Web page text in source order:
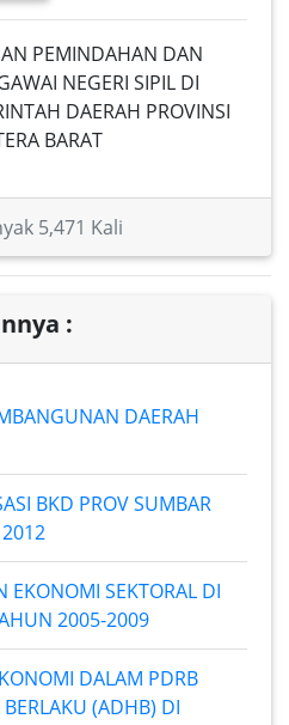
PEMINDAHAN DAN
NEGERI SIPIL DI
DAERAH PROVINSI
BARAT
5,471 Kali
:
DAERAH
BKD PROV SUMBAR
2012
EKONOMI SEKTORAL DI
2005-2009
DALAM PDRB
(ADHB) DI